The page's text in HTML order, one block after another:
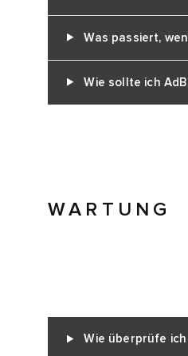
Was passiert,
Wie sollte ich
WARTUNG
Wie überprüfe